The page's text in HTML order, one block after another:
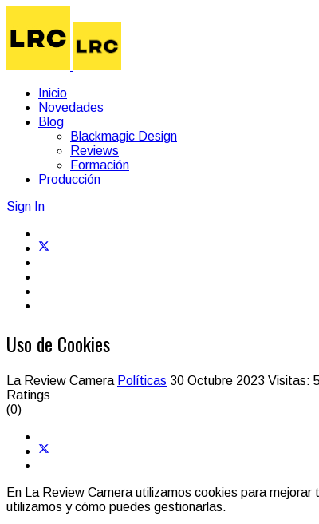
Inicio
Novedades
Blog
Blackmagic Design
Reviews
Formación
Producción
Sign In
Uso de Cookies
La Review Camera Políticas 30 Octubre 2023 Visitas:
Ratings
(0)
En La Review Camera utilizamos cookies para
utilizamos y cómo puedes gestionarlas.